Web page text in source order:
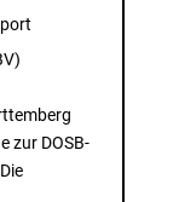
zur DOSB-